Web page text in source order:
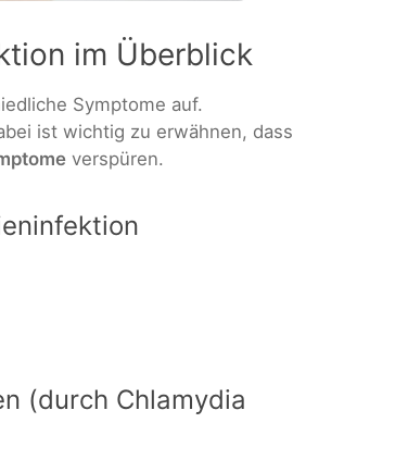
im Überblick
Symptome auf.
ist wichtig zu erwähnen, dass
verspüren.
(durch Chlamydia